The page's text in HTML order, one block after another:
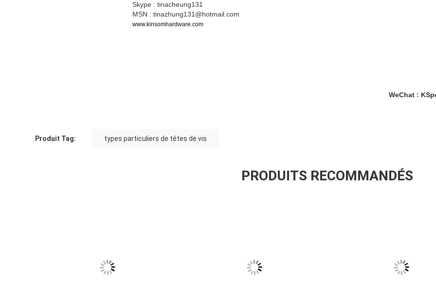
Skype : tinacheung131
MSN : tinazhung131@hotmail.com
www.kinsomhardware.com
WeChat :
Produit Tag: types particuliers de têtes de vis
PRODUITS RECOMMANDÉS